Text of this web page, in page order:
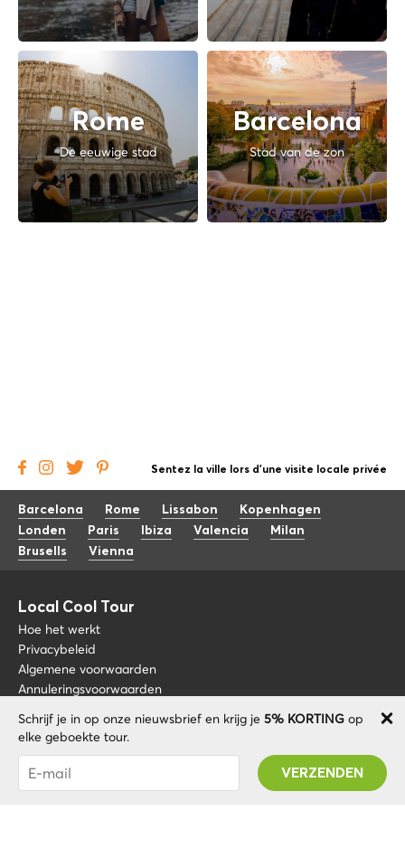
Rome
De eeuwige stad
Barcelona
Stad van de zon
Schrijf je in op onze nieuwsbrief en krijg je 5% KORTING op
elke geboekte tour.
Je bent succesvol geabonneerd! U ontvangt uw
Promo code na validatie van uw account!
Sentez la ville lors d'une visite locale privée
Barcelona Rome Lissabon
Kopenhagen
Londen
Paris Ibiza Valencia
Milan
Brusells
Vienna
Local Cool Tour
Hoe het werkt
Privacybeleid
Algemene voorwaarden
Annuleringsvoorwaarden
Blog
Over nos
FAQ
Word een gids
+34 675 176 220